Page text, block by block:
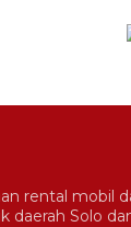
rental mobil
daerah Solo